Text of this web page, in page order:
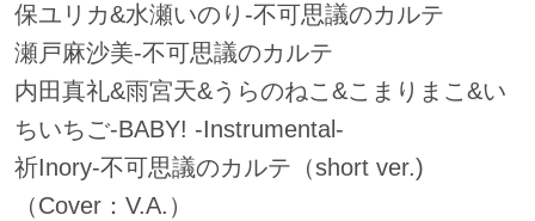
保ユリカ&水瀬いのり-不可思議のカルテ
瀬戸麻沙美-不可思議のカルテ
内田真礼&雨宮天&うらのねこ&こまりまこ&い
ちいちご-BABY! -Instrumental-
祈Inory-不可思議のカルテ（short ver.)
（Cover：V.A.）